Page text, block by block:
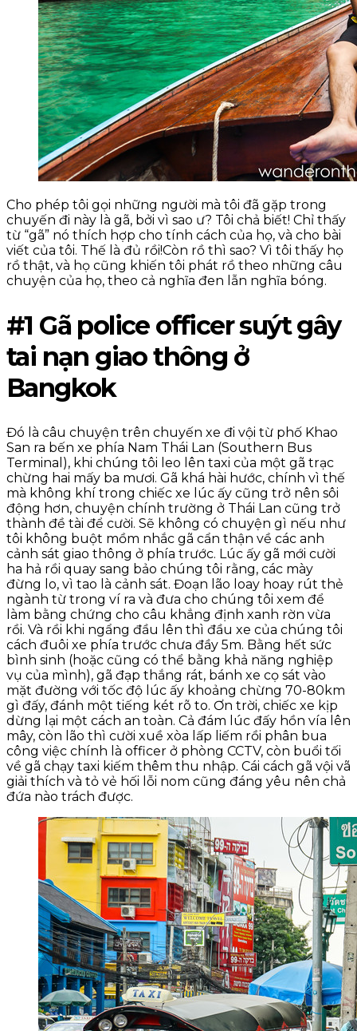
Cho phép tôi gọi những người mà tôi đã gặp trong
chuyến đi này là gã, bởi vì sao ư? Tôi chả biết! Chỉ thấy
từ “gã” nó thích hợp cho tính cách của họ, và cho bài
viết của tôi. Thế là đủ rồi!Còn rồ thì sao? Vì tôi thấy họ
rồ thật, và họ cũng khiến tôi phát rồ theo những câu
chuyện của họ, theo cả nghĩa đen lẫn nghĩa bóng.
#1 Gã police officer suýt gây
tai nạn giao thông ở
Bangkok
Đó là câu chuyện trên chuyến xe đi vội từ phố Khao
San ra bến xe phía Nam Thái Lan (Southern Bus
Terminal), khi chúng tôi leo lên taxi của một gã trạc
chừng hai mấy ba mươi. Gã khá hài hước, chính vì thế
mà không khí trong chiếc xe lúc ấy cũng trở nên sôi
động hơn, chuyện chính trường ở Thái Lan cũng trở
thành đề tài để cười. Sẽ không có chuyện gì nếu như
tôi không buột mồm nhắc gã cẩn thận về các anh
cảnh sát giao thông ở phía trước. Lúc ấy gã mới cười
ha hả rồi quay sang bảo chúng tôi rằng, các mày
đừng lo, vì tao là cảnh sát. Đoạn lão loay hoay rút thẻ
ngành từ trong ví ra và đưa cho chúng tôi xem để
làm bằng chứng cho câu khẳng định xanh rờn vừa
rồi. Và rồi khi ngẩng đầu lên thì đầu xe của chúng tôi
cách đuôi xe phía trước chưa đầy 5m. Bằng hết sức
bình sinh (hoặc cũng có thể bằng khả năng nghiệp
vụ của mình), gã đạp thắng rát, bánh xe cọ sát vào
mặt đường với tốc độ lúc ấy khoảng chừng 70-80km
gì đấy, đánh một tiếng két rõ to. Ơn trời, chiếc xe kịp
dừng lại một cách an toàn. Cả đám lúc đấy hồn vía lên
mây, còn lão thì cười xuề xòa lấp liếm rồi phân bua
công việc chính là officer ở phòng CCTV, còn buổi tối
về gã chạy taxi kiếm thêm thu nhập. Cái cách gã vội vã
giải thích và tỏ vẻ hối lỗi nom cũng đáng yêu nên chả
đứa nào trách được.